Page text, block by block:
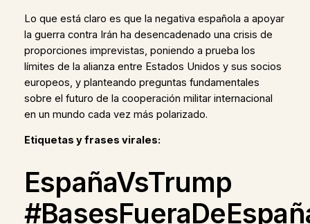
Lo que está claro es que la negativa española a apoyar
la guerra contra Irán ha desencadenado una crisis de
proporciones imprevistas, poniendo a prueba los
límites de la alianza entre Estados Unidos y sus socios
europeos, y planteando preguntas fundamentales
sobre el futuro de la cooperación militar internacional
en un mundo cada vez más polarizado.
Etiquetas y frases virales:
EspañaVsTrump